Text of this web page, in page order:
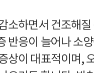
소하면서 건조해
반응이 늘어나 소
상이 대표적이며,